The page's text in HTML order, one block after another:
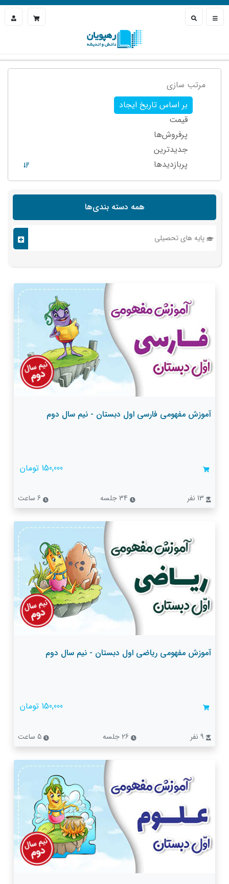
مرتب سازی
بر اساس تاریخ ایجاد
قیمت
پرفروش‌ها
جدیدترین
پربازدید‌ها
همه دسته بندی‌ها
پایه های تحصیلی
آموزش مفهومی فارسی اول دبستان - نیم سال دوم
150,000 تومان
آموزش مفهومی ریاضی اول دبستان - نیم سال دوم
150,000 تومان